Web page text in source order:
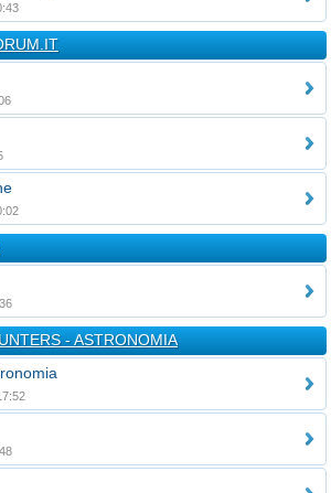
- ASTRONOMIA